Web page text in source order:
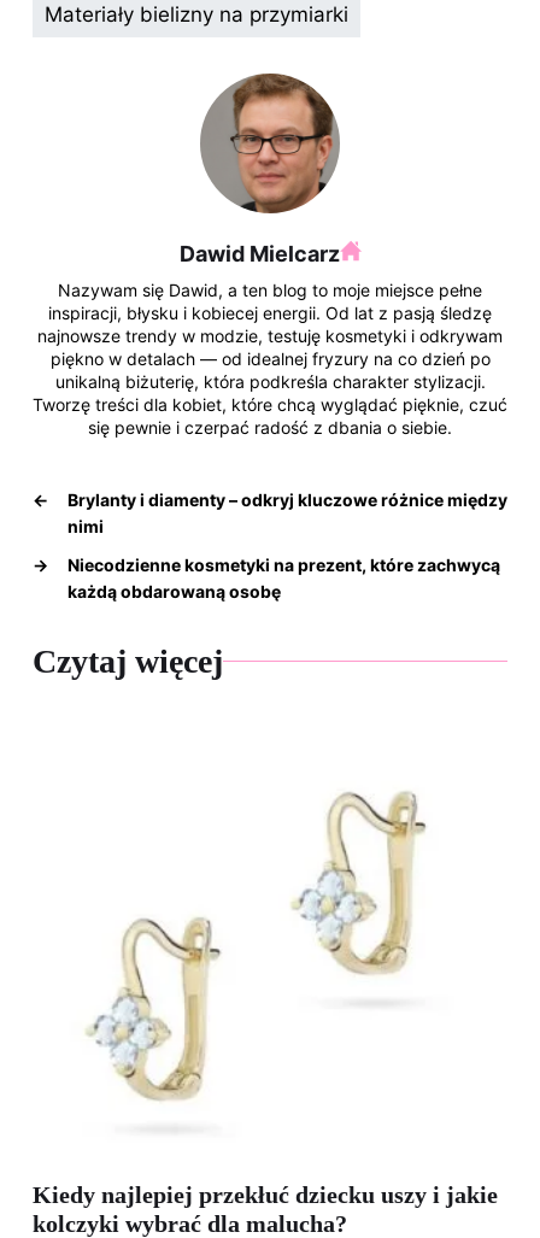
k
Materiały bielizny na przymiarki
Dawid Mielcarz
Nazywam się Dawid, a ten blog to moje miejsce pełne
inspiracji, błysku i kobiecej energii. Od lat z pasją śledzę
najnowsze trendy w modzie, testuję kosmetyki i odkrywam
piękno w detalach — od idealnej fryzury na co dzień po
unikalną biżuterię, która podkreśla charakter stylizacji.
Tworzę treści dla kobiet, które chcą wyglądać pięknie, czuć
się pewnie i czerpać radość z dbania o siebie.
←
Brylanty i diamenty – odkryj kluczowe różnice między
nimi
→
Niecodzienne kosmetyki na prezent, które zachwycą
każdą obdarowaną osobę
Czytaj więcej
Kiedy najlepiej przekłuć dziecku uszy i jakie
kolczyki wybrać dla malucha?